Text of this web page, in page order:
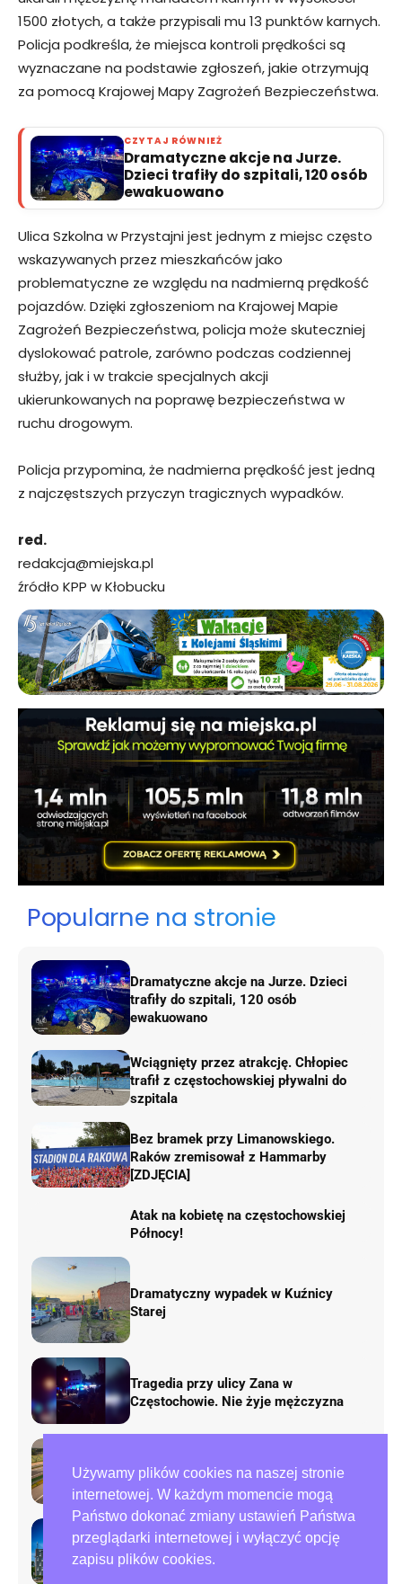
Używamy plików cookies na naszej stronie
internetowej. W każdym momencie mogą
Państwo dokonać zmiany ustawień Państwa
przeglądarki internetowej i wyłączyć opcję
zapisu plików cookies.
1500 złotych, a także przypisali mu 13 punktów karnych.
Policja podkreśla, że miejsca kontroli prędkości są
wyznaczane na podstawie zgłoszeń, jakie otrzymują
za pomocą Krajowej Mapy Zagrożeń Bezpieczeństwa.
CZYTAJ RÓWNIEŻ
Dramatyczne akcje na Jurze.
Dzieci trafiły do szpitali, 120 osób
ewakuowano
Ulica Szkolna w Przystajni jest jednym z miejsc często
wskazywanych przez mieszkańców jako
problematyczne ze względu na nadmierną prędkość
pojazdów. Dzięki zgłoszeniom na Krajowej Mapie
Zagrożeń Bezpieczeństwa, policja może skuteczniej
dyslokować patrole, zarówno podczas codziennej
służby, jak i w trakcie specjalnych akcji
ukierunkowanych na poprawę bezpieczeństwa w
ruchu drogowym.
Policja przypomina, że nadmierna prędkość jest jedną
z najczęstszych przyczyn tragicznych wypadków.
red.
redakcja@miejska.pl
źródło KPP w Kłobucku
Popularne na stronie
Dramatyczne akcje na Jurze. Dzieci
trafiły do szpitali, 120 osób
ewakuowano
Wciągnięty przez atrakcję. Chłopiec
trafił z częstochowskiej pływalni do
szpitala
Bez bramek przy Limanowskiego.
Raków zremisował z Hammarby
[ZDJĘCIA]
Atak na kobietę na częstochowskiej
Północy!
Dramatyczny wypadek w Kuźnicy
Starej
Tragedia przy ulicy Zana w
Częstochowie. Nie żyje mężczyzna
autostradzie A1. Będą duże zmiany w
ruchu
Preparowanie kart w referendum.
Zawiadomienia do policji i ABW